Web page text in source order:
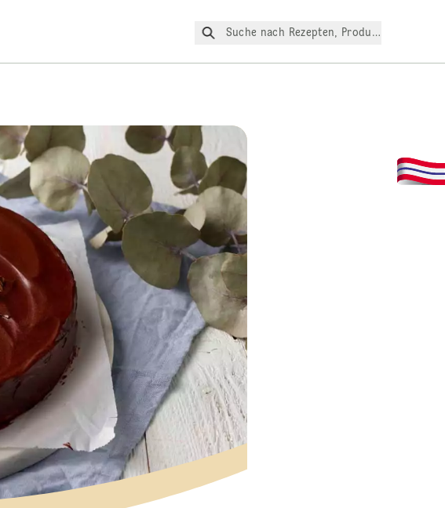
Suche nach Rezepten, Produkte, etc.